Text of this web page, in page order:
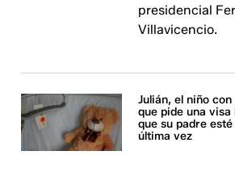
presidencial
Villavicencio.
Julián, el niño
que pide una
que su padre
última vez